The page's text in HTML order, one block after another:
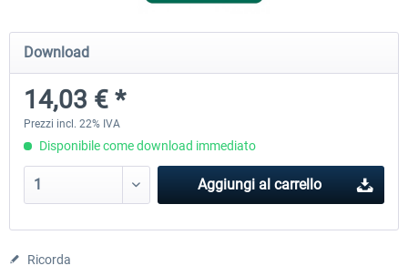
ICE 4 (Class 412)
35,83 € *
Stadler Flirt 3
Download
14,03 € *
Prezzi incl. 22% IVA
Disponibile come download immediato
Aggiungi al carrello
Ricorda